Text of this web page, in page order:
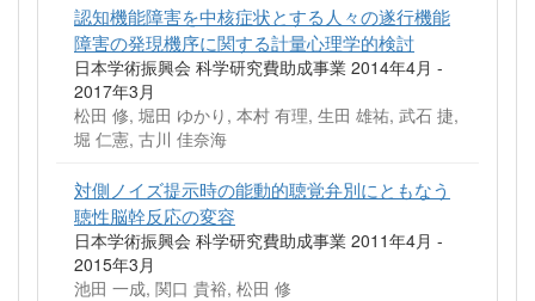
認知機能障害を中核症状とする人々の遂行機能
障害の発現機序に関する計量心理学的検討
日本学術振興会 科学研究費助成事業 2014年4月 -
2017年3月
松田 修, 堀田 ゆかり, 本村 有理, 生田 雄祐, 武石 捷,
堀 仁憲, 古川 佳奈海
対側ノイズ提示時の能動的聴覚弁別にともなう
聴性脳幹反応の変容
日本学術振興会 科学研究費助成事業 2011年4月 -
2015年3月
池田 一成, 関口 貴裕, 松田 修